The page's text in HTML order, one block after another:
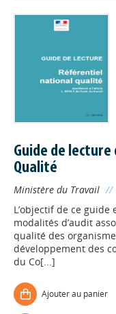
Guide de
Qualité
Ministère du Travail //
L’objectif de ce
modalités d’audit
qualité des
développement des
du Co[...]
Ajouter au panier